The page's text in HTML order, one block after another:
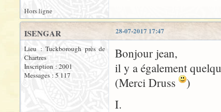
Hors ligne
28-07-2017 17:47
ISENGAR
Lieu : Tuckborough près de
Chartres
Inscription : 2001
Messages : 5 117
Bonjour jean,
il y a également
(Merci Druss
)
I.